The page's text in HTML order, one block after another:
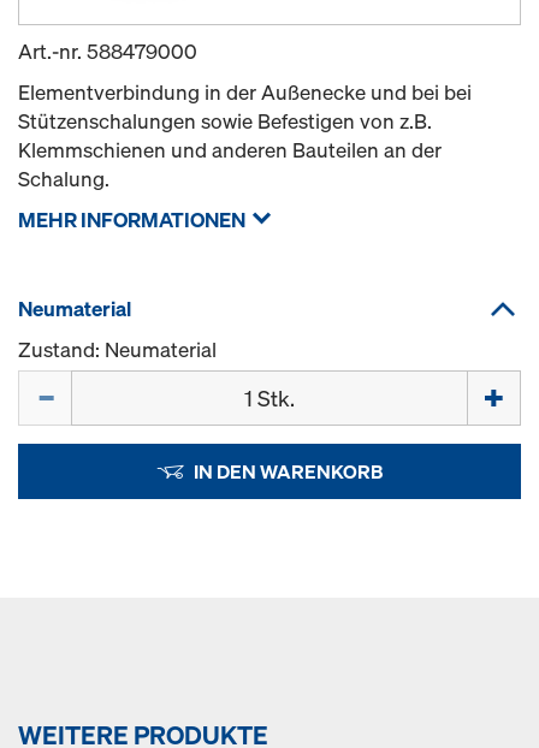
Art.-nr. 588479000
Elementverbindung in der Außenecke und bei bei
Stützenschalungen sowie Befestigen von z.B.
Klemmschienen und anderen Bauteilen an der
Schalung.
MEHR INFORMATIONEN
Neumaterial
Zustand: Neumaterial
IN DEN WARENKORB
WEITERE PRODUKTE